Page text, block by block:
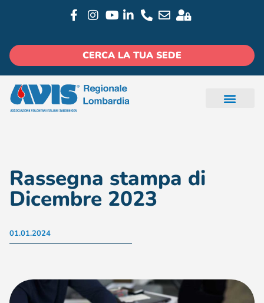
CERCA LA TUA SEDE
Rassegna stampa di
Dicembre 2023
01.01.2024